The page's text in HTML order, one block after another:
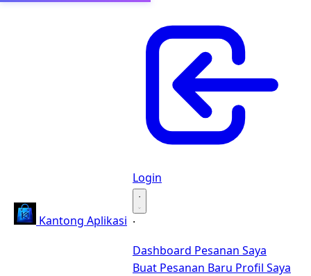
Kantong Aplikasi
Login
·
·
Dashboard Pesanan Saya
Buat Pesanan Baru Profil Saya